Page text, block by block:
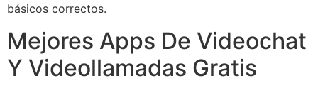
básicos correctos.
Mejores Apps De Videochat
Y Videollamadas Gratis